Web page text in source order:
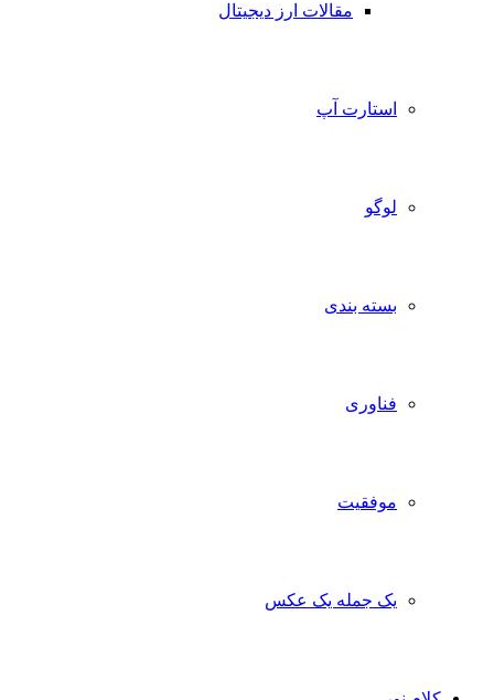
مقالات ارز دیجیتال
استارت آپ
بسته بندی
فناوری
موفقیت
یک جمله یک عکس